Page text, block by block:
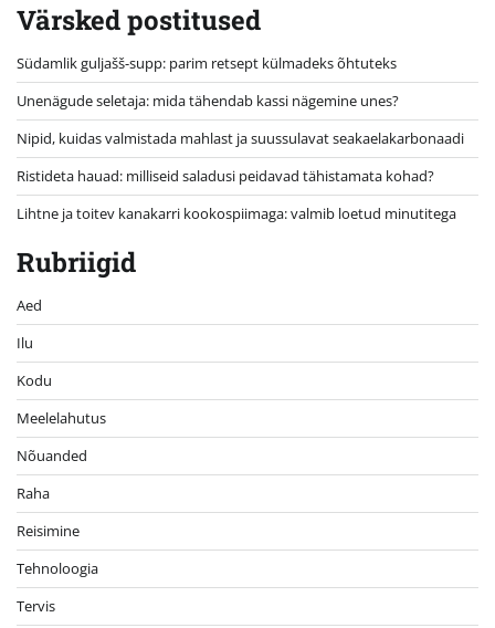
Värsked postitused
Südamlik guljašš-supp: parim retsept külmadeks õhtuteks
Unenägude seletaja: mida tähendab kassi nägemine unes?
Nipid, kuidas valmistada mahlast ja suussulavat seakaelakarbonaadi
Ristideta hauad: milliseid saladusi peidavad tähistamata kohad?
Lihtne ja toitev kanakarri kookospiimaga: valmib loetud minutitega
Rubriigid
Aed
Ilu
Kodu
Meelelahutus
Nõuanded
Raha
Reisimine
Tehnoloogia
Tervis